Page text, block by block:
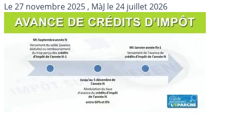
demander à être dispensé du prélèvement à la source de
12.80%.
Le27 novembre 2025 , MàJ le24 juillet 2026